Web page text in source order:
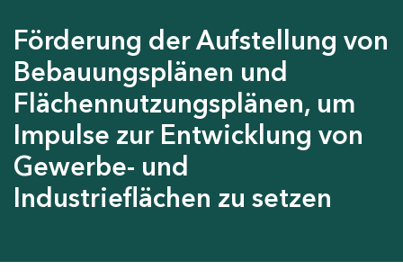
Förderung der Aufstellung von
Bebauungsplänen und
Flächennutzungsplänen, um
Impulse zur Entwicklung von
Gewerbe- und
Industrieflächen zu setzen